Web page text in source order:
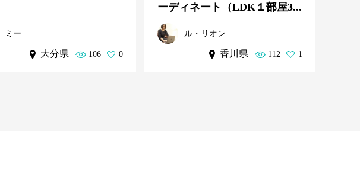
ミー
大分県 106 0
ーディネート（LDK１部屋3...
ル・リオン
香川県 112 1